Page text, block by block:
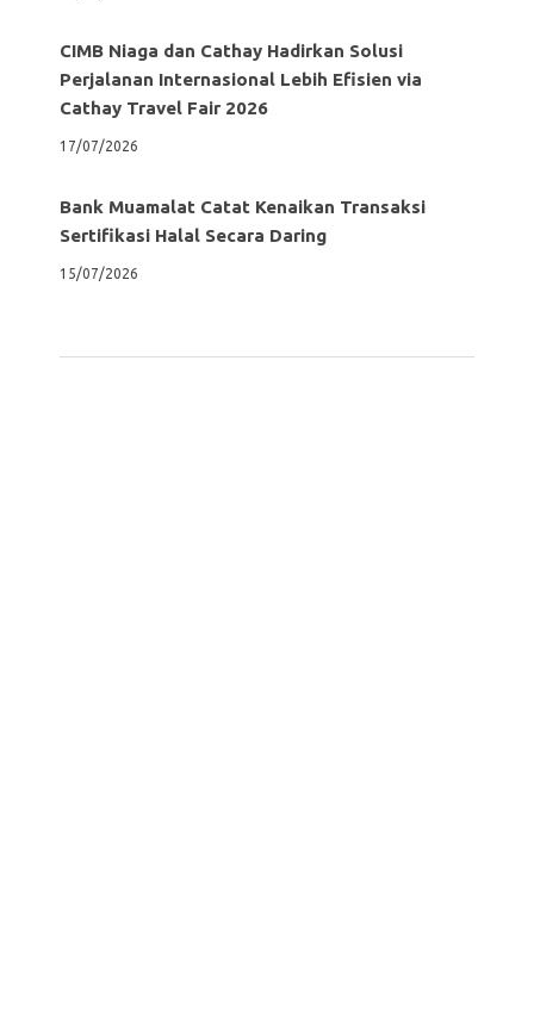
CIMB Niaga dan Cathay Hadirkan Solusi
Perjalanan Internasional Lebih Efisien via
Cathay Travel Fair 2026
17/07/2026
Bank Muamalat Catat Kenaikan Transaksi
Sertifikasi Halal Secara Daring
15/07/2026